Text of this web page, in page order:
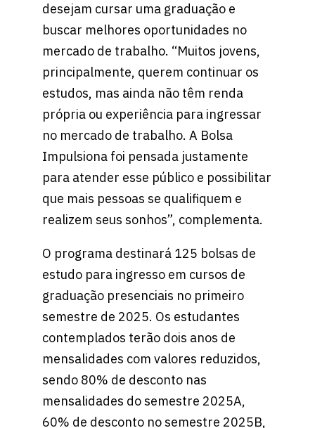
desejam cursar uma graduação e
buscar melhores oportunidades no
mercado de trabalho. “Muitos jovens,
principalmente, querem continuar os
estudos, mas ainda não têm renda
própria ou experiência para ingressar
no mercado de trabalho. A Bolsa
Impulsiona foi pensada justamente
para atender esse público e possibilitar
que mais pessoas se qualifiquem e
realizem seus sonhos”, complementa.
O programa destinará 125 bolsas de
estudo para ingresso em cursos de
graduação presenciais no primeiro
semestre de 2025. Os estudantes
contemplados terão dois anos de
mensalidades com valores reduzidos,
sendo 80% de desconto nas
mensalidades do semestre 2025A,
60% de desconto no semestre 2025B,